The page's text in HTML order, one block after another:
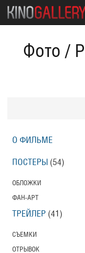
Фото /
О ФИЛЬМЕ
ПОСТЕРЫ (54)
ОБЛОЖКИ
ФАН-АРТ
ТРЕЙЛЕР (41)
СЪЕМКИ
ОТРЫВОК